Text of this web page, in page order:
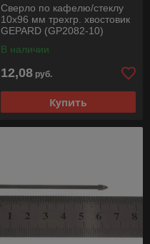
Сверло по кафелю/стеклу
10x96 мм трехгр. хвостовик
GEPARD (GP2082-10)
В наличии
12,08 руб.
Купить